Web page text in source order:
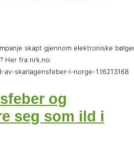
skapt gjennom elektroniske
Her fra nrk.no:
skarlagensfeber-i-norge-1.16213168
og
seg som ild i